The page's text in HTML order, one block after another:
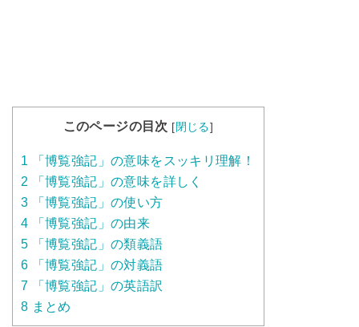
このページの目次 [閉じる]
1 「博覧強記」の意味をスッキリ理解！
2 「博覧強記」の意味を詳しく
3 「博覧強記」の使い方
4 「博覧強記」の由来
5 「博覧強記」の類義語
6 「博覧強記」の対義語
7 「博覧強記」の英語訳
8 まとめ